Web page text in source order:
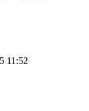
11:52